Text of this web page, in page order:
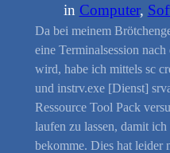
in Computer,
Da bei meinem
eine Terminalsession
wird, habe ich mittels sc
und instrv.exe [Dienst]
Ressource Tool Pack
laufen zu lassen, damit
bekomme. Dies hat leider